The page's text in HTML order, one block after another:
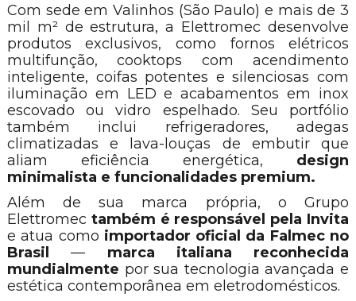
Com sede em Valinhos (São Paulo) e mais de 3
mil m² de estrutura, a Elettromec desenvolve
produtos exclusivos, como fornos elétricos
multifunção, cooktops com acendimento
inteligente, coifas potentes e silenciosas com
iluminação em LED e acabamentos em inox
escovado ou vidro espelhado. Seu portfólio
também inclui refrigeradores, adegas
climatizadas e lava-louças de embutir que
aliam eficiência energética, design
minimalista e funcionalidades premium.
Além de sua marca própria, o Grupo
Elettromec também é responsável pela Invita
e atua como importador oficial da Falmec no
Brasil — marca italiana reconhecida
mundialmente por sua tecnologia avançada e
estética contemporânea em eletrodomésticos.